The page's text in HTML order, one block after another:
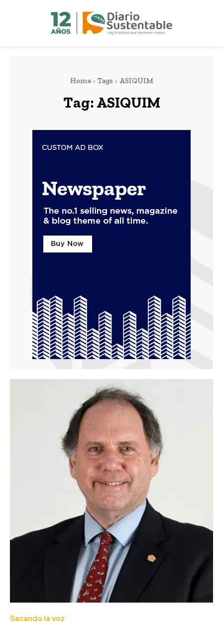
Home Tags ASIQUIM
Tag: ASIQUIM
Sacando la voz